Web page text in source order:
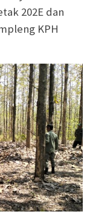
202E dan
KPH